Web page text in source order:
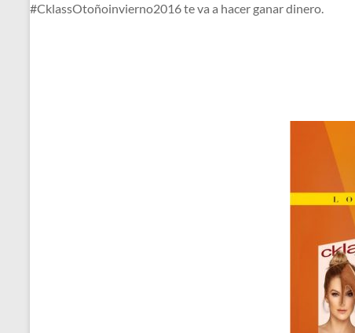
#CklassOtoñoinvierno2016 te va a hacer ganar dinero.